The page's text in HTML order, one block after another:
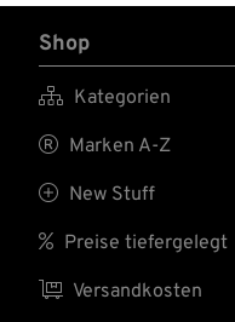
Shop
 Kategorien
 Marken A-Z
 New Stuff
 Preise tiefergelegt
 Versandkosten